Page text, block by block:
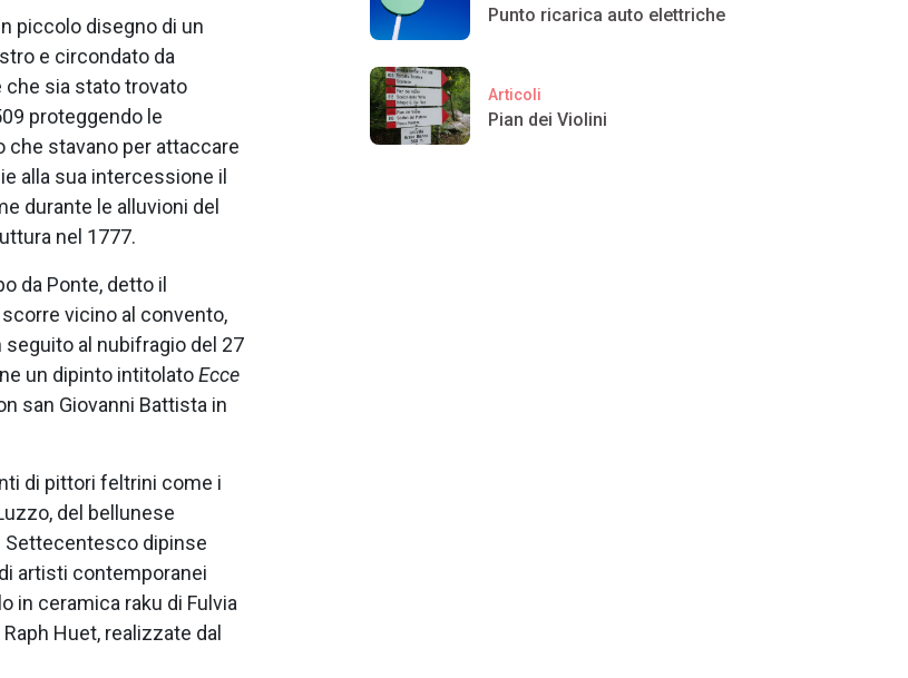
piccolo disegno di un
e circondato da
che sia stato trovato
proteggendo le
che stavano per attaccare
alla sua intercessione il
durante le alluvioni del
nel 1777.
da Ponte, detto il
vicino al convento,
al nubifragio del 27
un dipinto intitolatoEcce
san Giovanni Battista in
di pittori feltrini come i
del bellunese
Settecentesco dipinse
artisti contemporanei
in ceramica raku di Fulvia
Huet, realizzate dal
Punto ricarica auto elettriche
Articoli
Pian dei Violini